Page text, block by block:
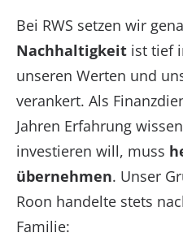
Bei RWS setzen wir
Nachhaltigkeit ist tief
unseren Werten und
verankert. Als
Jahren Erfahrung
investieren will, muss
übernehmen. Unser
Roon handelte stets
Familie: